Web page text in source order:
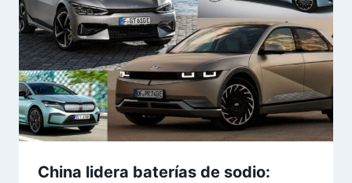
China lidera baterías de sodio: